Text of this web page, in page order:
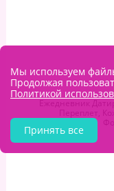
Ежедневник
Переплет,
Мы используем
Продолжая
Политикой
Принять все